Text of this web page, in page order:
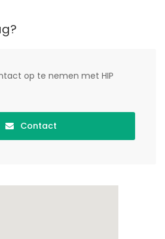
op te nemen met HIP
Contact